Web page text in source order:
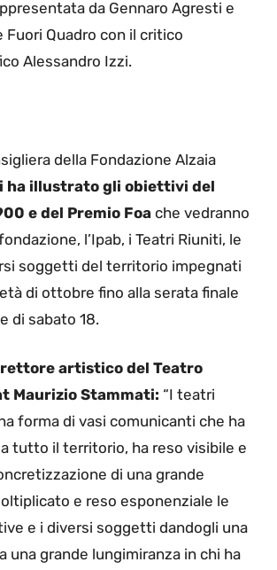
da Gennaro Agresti e
Fuori Quadro con il critico
Alessandro Izzi.
della Fondazione Alzaia
ha illustrato gli obiettivi del
e del Premio Foa che vedranno
l’Ipab, i Teatri Riuniti, le
soggetti del territorio impegnati
di ottobre fino alla serata finale
di sabato 18.
artistico del Teatro
Maurizio Stammati: “I teatri
forma di vasi comunicanti che ha
tutto il territorio, ha reso visibile e
di una grande
e reso esponenziale le
e i diversi soggetti dandogli una
una grande lungimiranza in chi ha